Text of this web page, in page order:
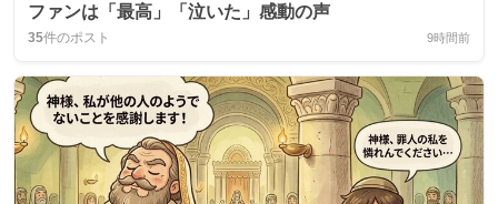
ファンは「最高」「泣いた」感動の声
35件のポスト 9時間前